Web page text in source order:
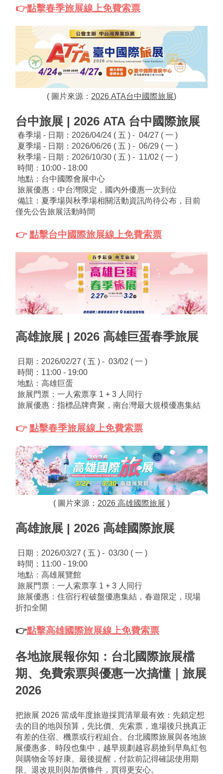
👉點擊春季旅展線上免費索票
( 圖片來源： 2026 ATA台中國際旅展)
台中旅展 | 2026 ATA 台中國際旅展
春季場 - 日期：2026/04/24 ( 五 ) -  04/27 ( 一 )
夏季場 - 日期：2026/06/26 ( 五 ) -  06/29 ( 一 )
秋季場 - 日期：2026/10/30 ( 五 ) -  11/02 ( 一 )
時間：10:00 - 18:00
地點：台中國際會展中心
旅展優惠：中台灣限定，國內外優惠一次到位
備註：夏季場與秋季場相關活動資訊尚待公布，目前
僅先公告旅展活動時間
👉 點擊台中國際旅展線上免費索票
高雄旅展 | 2026 高雄巨蛋春季旅展
日期：2026/02/27 ( 五 ) -  03/02 ( 一 )
時間：11:00 - 19:00
地點：高雄巨蛋
旅展門票：一人索票享 1 + 3 人同行
旅展優惠：指標品牌齊聚，南台灣最大規模優惠集結
👉 點擊春季旅展線上免費索票
( 圖片來源： 2026 高雄國際旅展 )
高雄旅展 | 2026 高雄國際旅展
日期：2026/03/27 ( 五 ) -  03/30 ( 一 )
時間：11:00 - 19:00
地點：高雄展覽館
旅展門票：一人索票享 1 + 3 人同行
折扣全開
👉點擊高雄國際旅展線上免費索票
各地旅展報你知： 台北國際旅展檔
期、免費索票與優惠一次搞懂｜旅展
2026
把旅展 2026 當成年度旅遊採買清單最有效：先鎖定想
去的目的地與預算，先比價、先索票，進場後只挑真正
有差的住宿、機票或行程組合。台北國際旅展與各地旅
展優惠多、時段也集中，越早規劃越容易搶到早鳥紅包
與購物金等好康。最後提醒，付款前記得確認使用期
限、退改規則與加價條件，買得更安心。